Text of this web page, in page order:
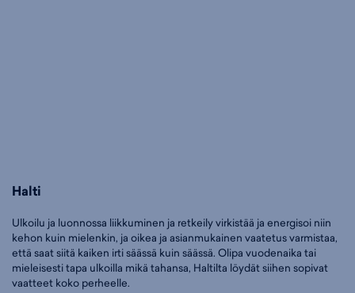
Halti
Ulkoilu ja luonnossa liikkuminen ja retkeily virkistää ja energisoi niin
kehon kuin mielenkin, ja oikea ja asianmukainen vaatetus varmistaa,
että saat siitä kaiken irti säässä kuin säässä. Olipa vuodenaika tai
mieleisesti tapa ulkoilla mikä tahansa, Haltilta löydät siihen sopivat
vaatteet koko perheelle.